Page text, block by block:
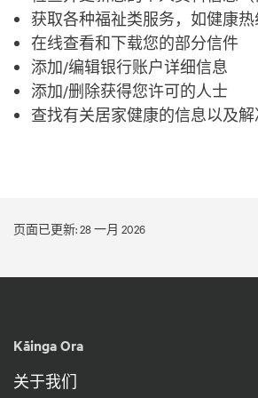
获取各种福祉类服务，如健康热
在线查看和下载您的部分信件
添加/编辑银行账户详细信息
添加/删除获得您许可的人士
查找有关居家健康的信息以及解
页面已更新: 28 一月 2026
Kāinga Ora
关于我们